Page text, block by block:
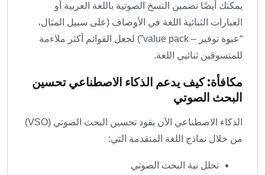
يمكنك أيضًا تضمين النسخ الصوتية باللغة العربية أو
العبارات الثنائية اللغة في الأوصاف (على سبيل المثال،
“عبوة توفير – value pack”) لجعل القوائم أكثر ملاءمة
للمتسوقين ثنائيي اللغة.
مكافأة: كيف يدعم الذكاء الاصطناعي تحسين
البحث الصوتي
الذكاء الاصطناعي الآن يقود تحسين البحث الصوتي (VSO)
من خلال نماذج اللغة المتقدمة التي:
تحلل نية البحث الصوتي